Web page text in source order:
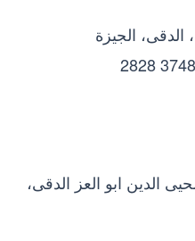
الدين ابو العز الدقى،